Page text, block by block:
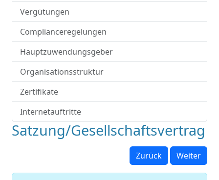
Vergütungen
Complianceregelungen
Hauptzuwendungsgeber
Organisationsstruktur
Zertifikate
Internetauftritte
Satzung/Gesellschaftsvertrag
Zurück Weiter